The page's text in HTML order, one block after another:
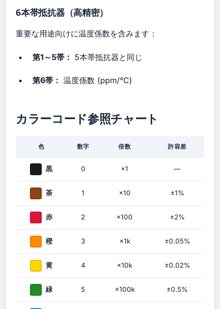
6本帯抵抗器（高精密）
重要な用途向けに温度係数を含みます：
第1～5帯： 5本帯抵抗器と同じ
第6帯： 温度係数 (ppm/°C)
カラーコード参照チャート
色 数字 倍数 許容差
黒 0 ×1 —
茶 1 ×10 ±1%
赤 2 ×100 ±2%
橙 3 ×1k ±0.05%
黄 4 ×10k ±0.02%
緑 5 ×100k ±0.5%